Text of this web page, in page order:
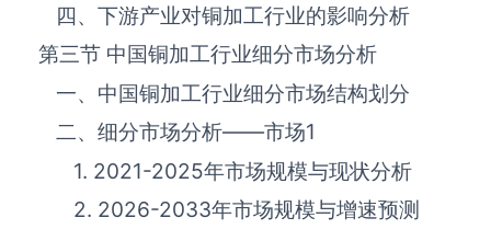
四、下游产业对‌‌‌‌‌‌‌铜加工‌‌‌‌‌‌‌‌‌‌‌‌‌‌‌‌‌‌‌行业的影响分析
第三节 中国‌‌‌‌‌‌‌铜加工‌‌‌‌‌‌‌‌‌‌‌‌‌‌‌‌‌‌‌行业细分市场分析
一、中国‌‌‌‌‌‌‌铜加工‌‌‌‌‌‌‌‌‌‌‌‌‌‌‌‌‌‌‌行业细分市场结构划分
二、细分市场分析——市场1
1. 2021-2025年市场规模与现状分析
2. 2026-2033年市场规模与增速预测